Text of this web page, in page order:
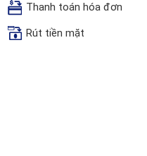
Thanh toán hóa đơn
Rút tiền mặt